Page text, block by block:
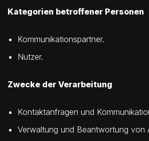
Kategorien betroffener Personen
Kommunikationspartner.
Nutzer.
Zwecke der Verarbeitung
Kontaktanfragen und
Verwaltung und Beantwortung von